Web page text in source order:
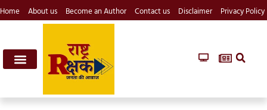
Home About us Become an Author Contact us Disclaimer Privacy Policy